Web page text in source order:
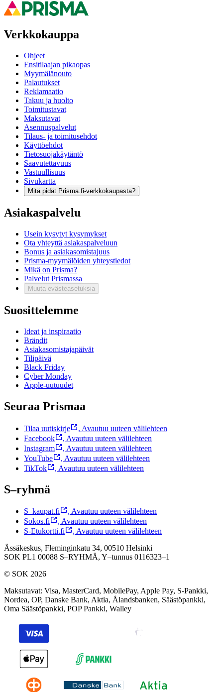
Verkkokauppa
Ohjeet
Ensitilaajan pikaopas
Myymälänouto
Palautukset
Reklamaatio
Takuu ja huolto
Toimitustavat
Maksutavat
Asennuspalvelut
Tilaus- ja toimitusehdot
Käyttöehdot
Tietosuojakäytäntö
Saavutettavuus
Vastuullisuus
Sivukartta
Mitä pidät Prisma.fi-verkkokaupasta?
Asiakaspalvelu
Usein kysytyt kysymykset
Ota yhteyttä asiakaspalveluun
Bonus ja asiakasomistajuus
Prisma-myymälöiden yhteystiedot
Mikä on Prisma?
Palvelut Prismassa
Muuta evästeasetuksia
Suosittelemme
Ideat ja inspiraatio
Brändit
Asiakasomistajapäivät
Tilipäivä
Black Friday
Cyber Monday
Apple-uutuudet
Seuraa Prismaa
Tilaa uutiskirje , Avautuu uuteen välilehteen
Facebook
, Avautuu uuteen välilehteen
Instagram
, Avautuu uuteen välilehteen
YouTube
, Avautuu uuteen välilehteen
TikTok
, Avautuu uuteen välilehteen
S–ryhmä
S–kaupat.fi , Avautuu uuteen välilehteen
Sokos.fi
, Avautuu uuteen välilehteen
S-Etukortti.fi
, Avautuu uuteen välilehteen
Ässäkeskus, Fleminginkatu 34, 00510 Helsinki
SOK PL1 00088 S–RYHMÄ, Y–tunnus 0116323–1
© SOK 2026
Maksutavat: Visa, MasterCard, MobilePay, Apple Pay, S-Pankki,
Nordea, OP, Danske Bank, Aktia, Ålandsbanken, Säästöpankki,
Oma Säästöpankki, POP Pankki, Walley